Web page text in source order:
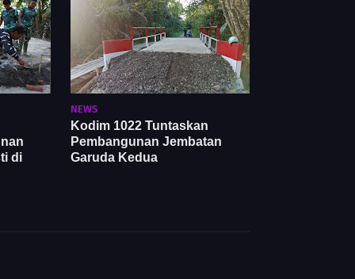
di
NEWS
Kodim 1022 Tuntaskan
Pembangunan Jembatan
Garuda Kedua